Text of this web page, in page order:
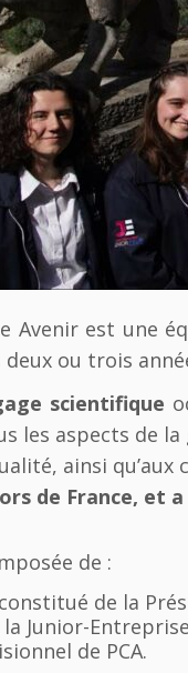
Avenir est une
ou trois
scientifique
les aspects de la
ainsi qu’aux
de France, et
de :
de la
Junior-
de PCA.